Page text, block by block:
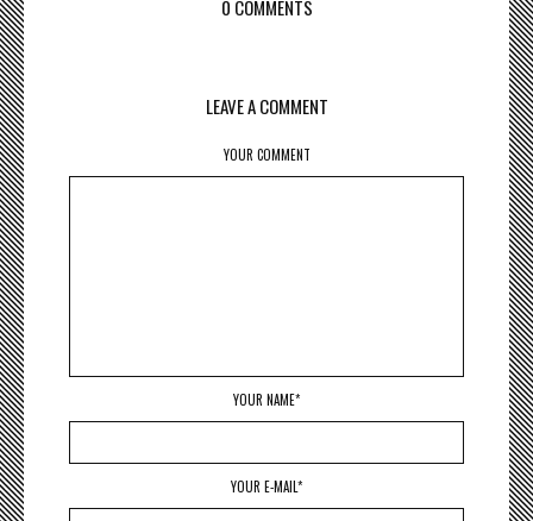
0 COMMENTS
LEAVE A COMMENT
YOUR COMMENT
YOUR NAME*
YOUR E-MAIL*